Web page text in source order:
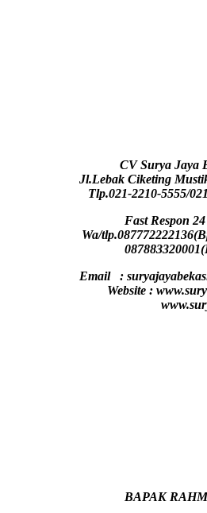
CV Surya Jaya
Jl.Lebak Ciketing
Tlp.021-2210-5555/
Fast Respon
Wa/
Email :
Website :
BAPAK